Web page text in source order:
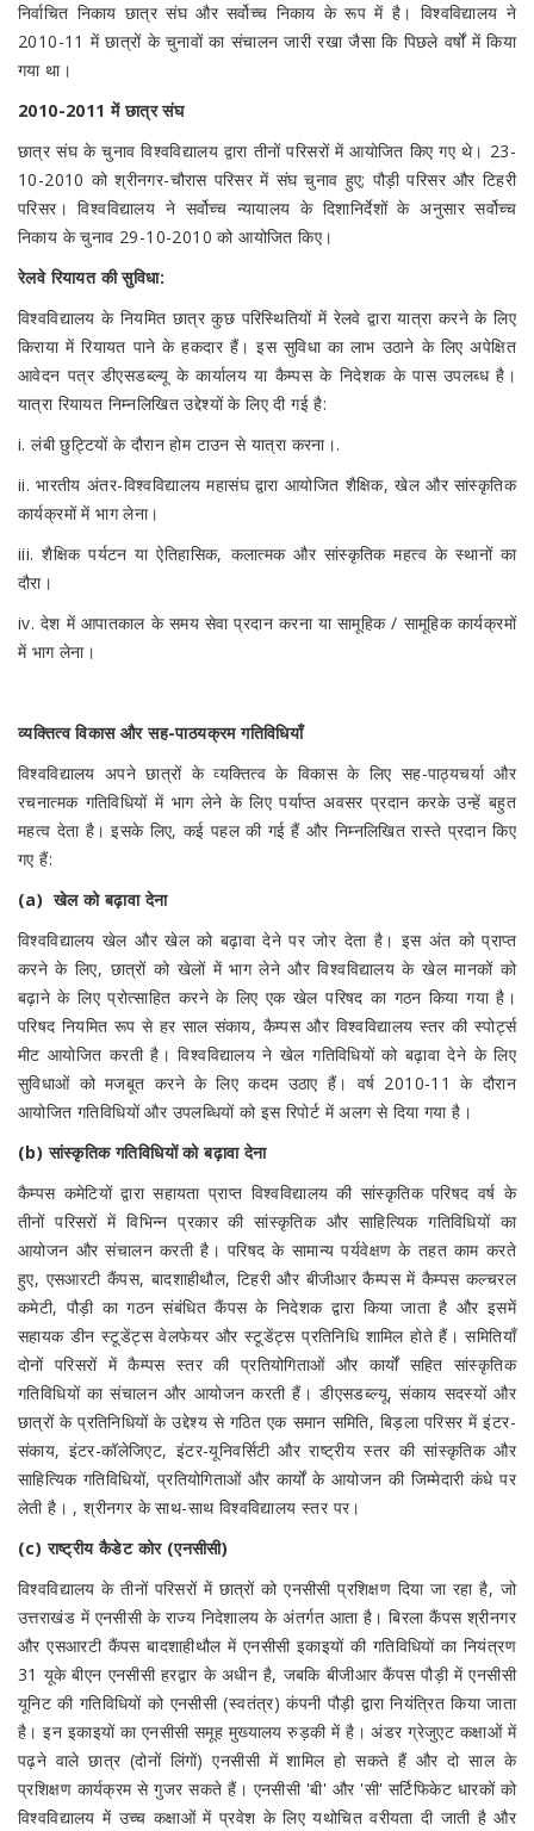
निर्वाचित निकाय छात्र संघ और सर्वोच्च निकाय के रूप में है। विश्वविद्यालय ने
2010-11 में छात्रों के चुनावों का संचालन जारी रखा जैसा कि पिछले वर्षों में किया
गया था।
2010-2011 में छात्र संघ
छात्र संघ के चुनाव विश्वविद्यालय द्वारा तीनों परिसरों में आयोजित किए गए थे। 23-
10-2010 को श्रीनगर-चौरास परिसर में संघ चुनाव हुए; पौड़ी परिसर और टिहरी
परिसर। विश्वविद्यालय ने सर्वोच्च न्यायालय के दिशानिर्देशों के अनुसार सर्वोच्च
निकाय के चुनाव 29-10-2010 को आयोजित किए।
रेलवे रियायत की सुविधा:
विश्वविद्यालय के नियमित छात्र कुछ परिस्थितियों में रेलवे द्वारा यात्रा करने के लिए
किराया में रियायत पाने के हकदार हैं। इस सुविधा का लाभ उठाने के लिए अपेक्षित
आवेदन पत्र डीएसडब्ल्यू के कार्यालय या कैम्पस के निदेशक के पास उपलब्ध है।
यात्रा रियायत निम्नलिखित उद्देश्यों के लिए दी गई है:
i. लंबी छुट्टियों के दौरान होम टाउन से यात्रा करना।.
ii. भारतीय अंतर-विश्वविद्यालय महासंघ द्वारा आयोजित शैक्षिक, खेल और सांस्कृतिक
कार्यक्रमों में भाग लेना।
iii. शैक्षिक पर्यटन या ऐतिहासिक, कलात्मक और सांस्कृतिक महत्व के स्थानों का
दौरा।
iv. देश में आपातकाल के समय सेवा प्रदान करना या सामूहिक / सामूहिक कार्यक्रमों
में भाग लेना।
व्यक्तित्व विकास और सह-पाठयक्रम गतिविधियाँ
विश्वविद्यालय अपने छात्रों के व्यक्तित्व के विकास के लिए सह-पाठ्यचर्या और
रचनात्मक गतिविधियों में भाग लेने के लिए पर्याप्त अवसर प्रदान करके उन्हें बहुत
महत्व देता है। इसके लिए, कई पहल की गई हैं और निम्नलिखित रास्ते प्रदान किए
गए हैं:
(a) खेल को बढ़ावा देना
विश्वविद्यालय खेल और खेल को बढ़ावा देने पर जोर देता है। इस अंत को प्राप्त
करने के लिए, छात्रों को खेलों में भाग लेने और विश्वविद्यालय के खेल मानकों को
बढ़ाने के लिए प्रोत्साहित करने के लिए एक खेल परिषद का गठन किया गया है।
परिषद नियमित रूप से हर साल संकाय, कैम्पस और विश्वविद्यालय स्तर की स्पोर्ट्स
मीट आयोजित करती है। विश्वविद्यालय ने खेल गतिविधियों को बढ़ावा देने के लिए
सुविधाओं को मजबूत करने के लिए कदम उठाए हैं। वर्ष 2010-11 के दौरान
आयोजित गतिविधियों और उपलब्धियों को इस रिपोर्ट में अलग से दिया गया है।
(b) सांस्कृतिक गतिविधियों को बढ़ावा देना
कैम्पस कमेटियों द्वारा सहायता प्राप्त विश्वविद्यालय की सांस्कृतिक परिषद वर्ष के
तीनों परिसरों में विभिन्न प्रकार की सांस्कृतिक और साहित्यिक गतिविधियों का
आयोजन और संचालन करती है। परिषद के सामान्य पर्यवेक्षण के तहत काम करते
हुए, एसआरटी कैंपस, बादशाहीथौल, टिहरी और बीजीआर कैम्पस में कैम्पस कल्चरल
कमेटी, पौड़ी का गठन संबंधित कैंपस के निदेशक द्वारा किया जाता है और इसमें
सहायक डीन स्टूडेंट्स वेलफेयर और स्टूडेंट्स प्रतिनिधि शामिल होते हैं। समितियाँ
दोनों परिसरों में कैम्पस स्तर की प्रतियोगिताओं और कार्यों सहित सांस्कृतिक
गतिविधियों का संचालन और आयोजन करती हैं। डीएसडब्ल्यू, संकाय सदस्यों और
छात्रों के प्रतिनिधियों के उद्देश्य से गठित एक समान समिति, बिड़ला परिसर में इंटर-
संकाय, इंटर-कॉलेजिएट, इंटर-यूनिवर्सिटी और राष्ट्रीय स्तर की सांस्कृतिक और
साहित्यिक गतिविधियों, प्रतियोगिताओं और कार्यों के आयोजन की जिम्मेदारी कंधे पर
लेती है। , श्रीनगर के साथ-साथ विश्वविद्यालय स्तर पर।
(c) राष्ट्रीय कैडेट कोर (एनसीसी)
विश्वविद्यालय के तीनों परिसरों में छात्रों को एनसीसी प्रशिक्षण दिया जा रहा है, जो
उत्तराखंड में एनसीसी के राज्य निदेशालय के अंतर्गत आता है। बिरला कैंपस श्रीनगर
और एसआरटी कैंपस बादशाहीथौल में एनसीसी इकाइयों की गतिविधियों का नियंत्रण
31 यूके बीएन एनसीसी हरद्वार के अधीन है, जबकि बीजीआर कैंपस पौड़ी में एनसीसी
यूनिट की गतिविधियों को एनसीसी (स्वतंत्र) कंपनी पौड़ी द्वारा नियंत्रित किया जाता
है। इन इकाइयों का एनसीसी समूह मुख्यालय रुड़की में है। अंडर ग्रेजुएट कक्षाओं में
पढ़ने वाले छात्र (दोनों लिंगों) एनसीसी में शामिल हो सकते हैं और दो साल के
प्रशिक्षण कार्यक्रम से गुजर सकते हैं। एनसीसी 'बी' और 'सी' सर्टिफिकेट धारकों को
विश्वविद्यालय में उच्च कक्षाओं में प्रवेश के लिए यथोचित वरीयता दी जाती है और